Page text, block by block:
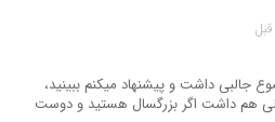
جالبی داشت و پیشنهاد میکنم ببینید،
هم داشت اگر بزرگسال هستید و دوست